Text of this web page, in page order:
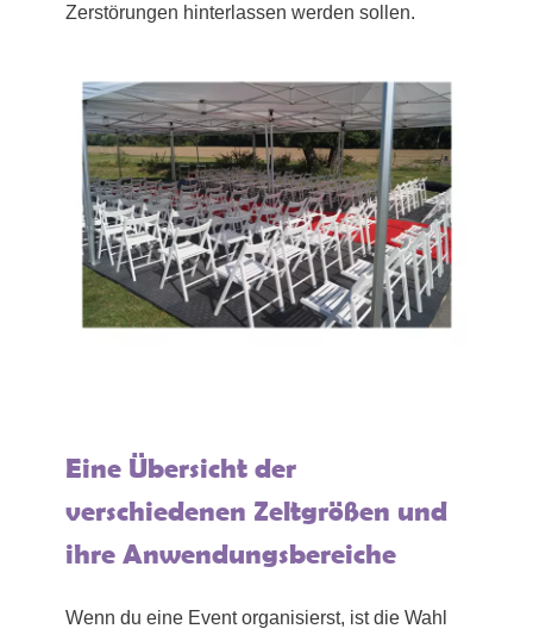
Zerstörungen hinterlassen werden sollen.
Eine Übersicht der
verschiedenen Zeltgrößen und
ihre Anwendungsbereiche
Wenn du eine Event organisierst, ist die Wahl